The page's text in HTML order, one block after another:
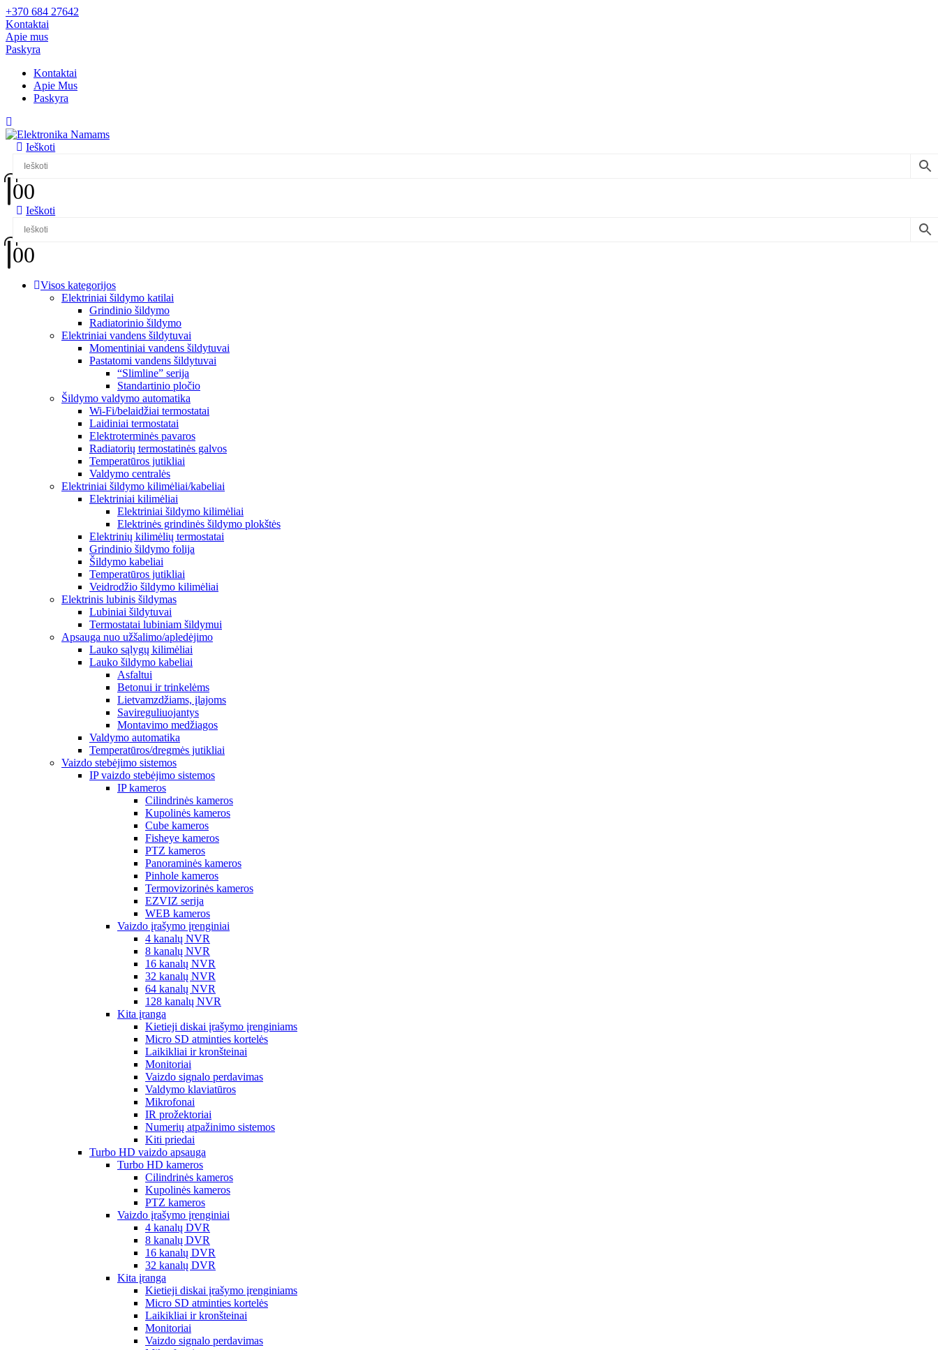
+370 684 27642
Kontaktai
Apie mus
Paskyra
Kontaktai
Apie Mus
Paskyra
Ieškoti
00
Ieškoti
00
Visos kategorijos
Elektriniai šildymo katilai
Grindinio šildymo
Radiatorinio šildymo
Elektriniai vandens šildytuvai
Momentiniai vandens šildytuvai
Pastatomi vandens šildytuvai
“Slimline” serija
Standartinio pločio
Šildymo valdymo automatika
Wi-Fi/belaidžiai termostatai
Laidiniai termostatai
Elektroterminės pavaros
Radiatorių termostatinės galvos
Temperatūros jutikliai
Valdymo centralės
Elektriniai šildymo kilimėliai/kabeliai
Elektriniai kilimėliai
Elektriniai šildymo kilimėliai
Elektrinės grindinės šildymo plokštės
Elektrinių kilimėlių termostatai
Grindinio šildymo folija
Šildymo kabeliai
Temperatūros jutikliai
Veidrodžio šildymo kilimėliai
Elektrinis lubinis šildymas
Lubiniai šildytuvai
Termostatai lubiniam šildymui
Apsauga nuo užšalimo/apledėjimo
Lauko sąlygų kilimėliai
Lauko šildymo kabeliai
Asfaltui
Betonui ir trinkelėms
Lietvamzdžiams, įlajoms
Savireguliuojantys
Montavimo medžiagos
Valdymo automatika
Temperatūros/dregmės jutikliai
Vaizdo stebėjimo sistemos
IP vaizdo stebėjimo sistemos
IP kameros
Cilindrinės kameros
Kupolinės kameros
Cube kameros
Fisheye kameros
PTZ kameros
Panoraminės kameros
Pinhole kameros
Termovizorinės kameros
EZVIZ serija
WEB kameros
Vaizdo įrašymo įrenginiai
4 kanalų NVR
8 kanalų NVR
16 kanalų NVR
32 kanalų NVR
64 kanalų NVR
128 kanalų NVR
Kita įranga
Kietieji diskai įrašymo įrenginiams
Micro SD atminties kortelės
Laikikliai ir kronšteinai
Monitoriai
Vaizdo signalo perdavimas
Valdymo klaviatūros
Mikrofonai
IR prožektoriai
Numerių atpažinimo sistemos
Kiti priedai
Turbo HD vaizdo apsauga
Turbo HD kameros
Cilindrinės kameros
Kupolinės kameros
PTZ kameros
Vaizdo įrašymo įrenginiai
4 kanalų DVR
8 kanalų DVR
16 kanalų DVR
32 kanalų DVR
Kita įranga
Kietieji diskai įrašymo įrenginiams
Micro SD atminties kortelės
Laikikliai ir kronšteinai
Monitoriai
Vaizdo signalo perdavimas